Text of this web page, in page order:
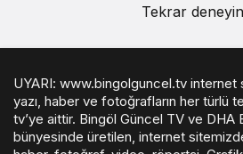
Tekrar
UYARI: www.bingolguncel.tv internet
yazı, haber ve fotoğrafların her türlü
tv’ye aittir. Bingöl Güncel TV ve DHA
bünyesinde üretilen, internet